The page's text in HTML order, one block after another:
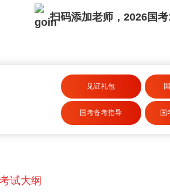
扫码添加老师，2026国
见证礼包
国考备考指导 国
试大纲